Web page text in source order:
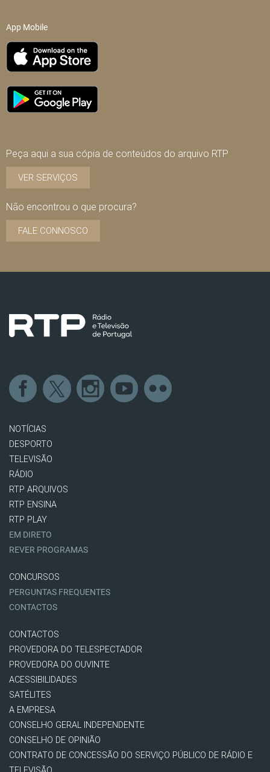
App Mobile
Peça aqui a sua cópia de conteúdos do arquivo RTP
VER SERVIÇOS
Não encontrou o que procura?
FALE CONNOSCO
NOTÍCIAS
DESPORTO
TELEVISÃO
RÁDIO
RTP ARQUIVOS
RTP ENSINA
RTP PLAY
EM DIRETO
REVER PROGRAMAS
CONCURSOS
PERGUNTAS FREQUENTES
CONTACTOS
CONTACTOS
PROVEDORA DO TELESPECTADOR
PROVEDORA DO OUVINTE
ACESSIBILIDADES
SATÉLITES
A EMPRESA
CONSELHO GERAL INDEPENDENTE
CONSELHO DE OPINIÃO
CONTRATO DE CONCESSÃO DO SERVIÇO PÚBLICO DE RÁDIO E